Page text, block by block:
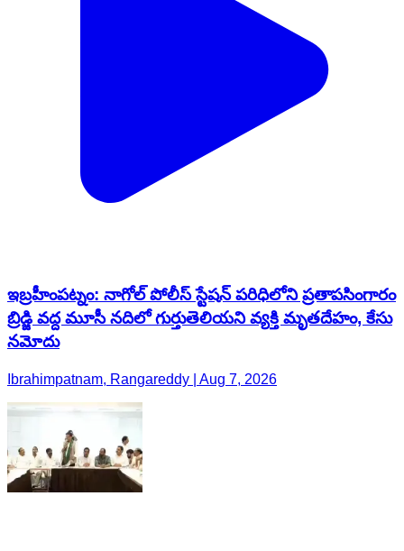
ఇబ్రహీంపట్నం: నాగోల్ పోలీస్ స్టేషన్ పరిధిలోని ప్రతాపసింగారం
బ్రిడ్జి వద్ద మూసీ నదిలో గుర్తుతెలియని వ్యక్తి మృతదేహం, కేసు
నమోదు
Ibrahimpatnam, Rangareddy | Aug 7, 2026